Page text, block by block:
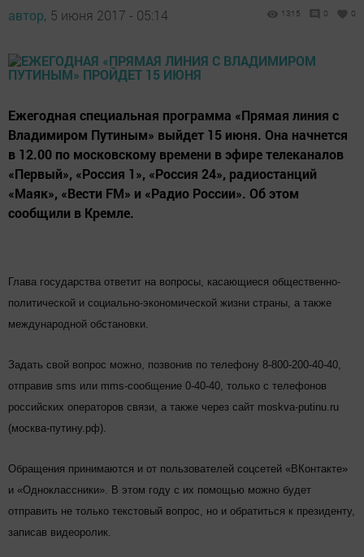
автор, 5 июня 2017 - 05:14 1315 0 0
Ежегодная специальная программа «Прямая линия с
Владимиром Путиным» выйдет 15 июня. Она начнется
в 12.00 по московскому времени в эфире телеканалов
«Первый», «Россия 1», «Россия 24», радиостанций
«Маяк», «Вести FM» и «Радио России». Об этом
сообщили в Кремле.
Глава государства ответит на вопросы, касающиеся общественно-
политической и социально-экономической жизни страны, а также
международной обстановки.
Задать свой вопрос можно, позвонив по телефону 8-800-200-40-40,
отправив sms или mms-сообщение 0-40-40, только с телефонов
российских операторов связи, а также через сайт moskva-putinu.ru
(москва-путину.рф).
Обращения принимаются и от пользователей соцсетей «ВКонтакте»
и «Одноклассники». В этом году с их помощью можно будет
отправить не только текстовый вопрос, но и обратиться к президенту,
записав видеоролик.